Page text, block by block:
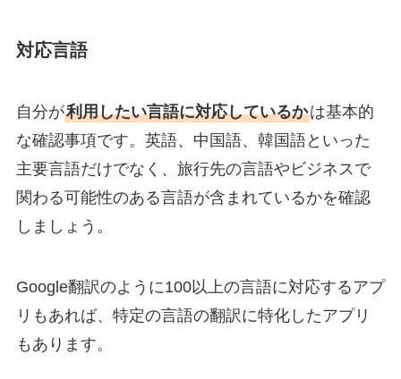
対応言語
自分が利用したい言語に対応しているかは基本的
な確認事項です。英語、中国語、韓国語といった
主要言語だけでなく、旅行先の言語やビジネスで
関わる可能性のある言語が含まれているかを確認
しましょう。
Google翻訳のように100以上の言語に対応するアプ
リもあれば、特定の言語の翻訳に特化したアプリ
もあります。